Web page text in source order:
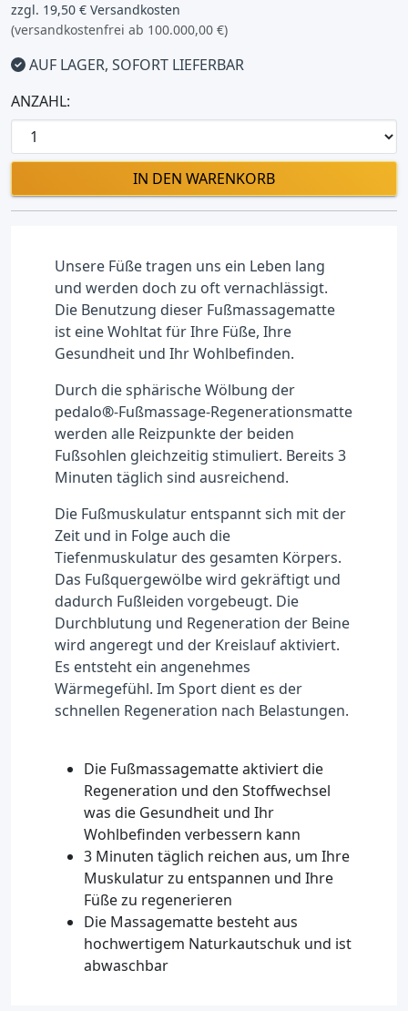
zzgl. 19,50 € Versandkosten
(versandkostenfrei ab 100.000,00 €)
AUF LAGER, SOFORT LIEFERBAR
ANZAHL:
IN DEN WARENKORB
Unsere Füße tragen uns ein Leben lang
und werden doch zu oft vernachlässigt.
Die Benutzung dieser Fußmassagematte
ist eine Wohltat für Ihre Füße, Ihre
Gesundheit und Ihr Wohlbefinden.
Durch die sphärische Wölbung der
pedalo®-Fußmassage-Regenerationsmatte
werden alle Reizpunkte der beiden
Fußsohlen gleichzeitig stimuliert. Bereits 3
Minuten täglich sind ausreichend.
Die Fußmuskulatur entspannt sich mit der
Zeit und in Folge auch die
Tiefenmuskulatur des gesamten Körpers.
Das Fußquergewölbe wird gekräftigt und
dadurch Fußleiden vorgebeugt. Die
Durchblutung und Regeneration der Beine
wird angeregt und der Kreislauf aktiviert.
Es entsteht ein angenehmes
Wärmegefühl. Im Sport dient es der
schnellen Regeneration nach Belastungen.
Die Fußmassagematte aktiviert die
Regeneration und den Stoffwechsel
was die Gesundheit und Ihr
Wohlbefinden verbessern kann
3 Minuten täglich reichen aus, um Ihre
Muskulatur zu entspannen und Ihre
Füße zu regenerieren
Die Massagematte besteht aus
hochwertigem Naturkautschuk und ist
abwaschbar